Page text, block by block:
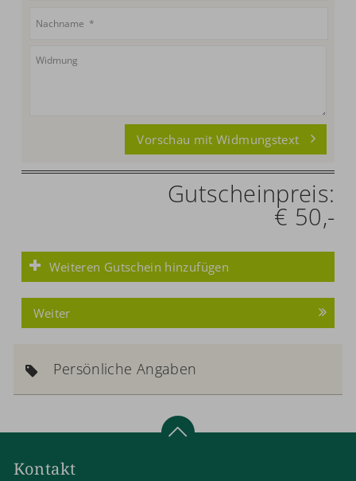
Vorschau mit Widmungstext
Gutscheinpreis:
€ 50,-
Weiteren Gutschein hinzufügen
Weiter
Persönliche Angaben
Kontakt